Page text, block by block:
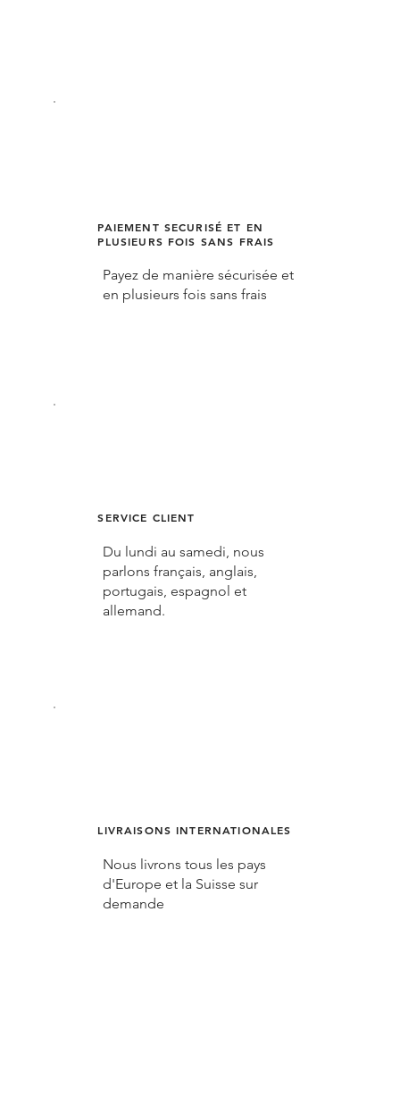
PAIEMENT SECURISÉ ET EN
PLUSIEURS FOIS SANS FRAIS
Payez de manière sécurisée et
en plusieurs fois sans frais
SERVICE CLIENT
Du lundi au samedi, nous
parlons français, anglais,
portugais, espagnol et
allemand.
LIVRAISONS INTERNATIONALES
Nous livrons tous les pays
d'Europe et la Suisse sur
demande